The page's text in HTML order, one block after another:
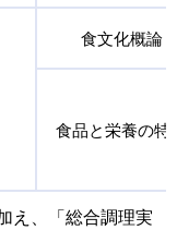
食文化概論
食品と栄養の特
え、「総合調理実